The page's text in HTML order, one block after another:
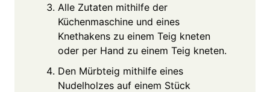
Alle Zutaten mithilfe der
Küchenmaschine und eines
Knethakens zu einem Teig kneten
oder per Hand zu einem Teig kneten.
Den Mürbteig mithilfe eines
Nudelholzes auf einem Stück